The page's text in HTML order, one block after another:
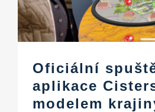
Oficiální
aplikace
modelem